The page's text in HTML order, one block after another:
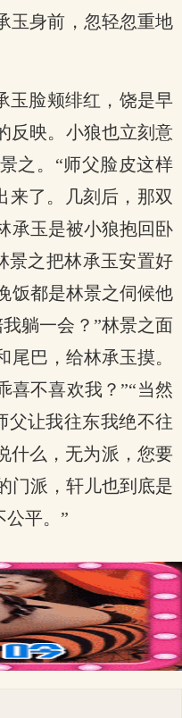
玉身前，忽轻忽重地
玉脸颊绯红，饶是早
反映。小狼也立刻意
之。“师父脸皮这样
来了。几刻后，那双
承玉是被小狼抱回卧
景之把林承玉安置好
饭都是林景之伺候他
躺一会？”林景之面
巴，给林承玉摸。
喜不喜欢我？”“当然
父让我往东我绝不往
什么，无为派，您要
门派，轩儿也到底是
公平。”